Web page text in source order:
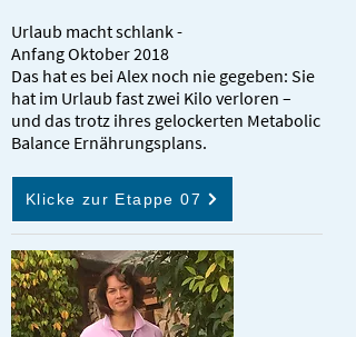
Urlaub macht schlank -
Anfang Oktober 2018
Das hat es bei Alex noch nie gegeben: Sie
hat im Urlaub fast zwei Kilo verloren –
und das trotz ihres gelockerten Metabolic
Balance Ernährungsplans.
Klicke zur Etappe 07